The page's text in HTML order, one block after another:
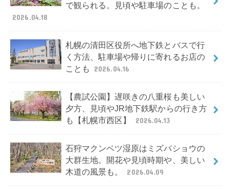
で観られる。見頃や駐車場のことも。
2026.04.18
札幌の清田区役所へ地下鉄とバスで行
く方法、駐車場や帰りに寄れるお店の
ことも
2026.04.16
【農試公園】遅咲きの八重桜も美しい
夕方、見頃やJR地下鉄駅からの行き方
も【札幌市西区】
2026.04.13
石狩マクンベツ湿原はミズバショウの
大群生地。開花や見頃時期や、美しい
木道の風景も。
2026.04.09